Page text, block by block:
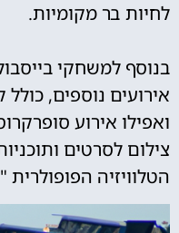
לחיות בר מקומיות.
בנוסף למשחקי
אירועים נוספים,
ואפילו אירוע
צילום לסרטים
הטלוויזיה